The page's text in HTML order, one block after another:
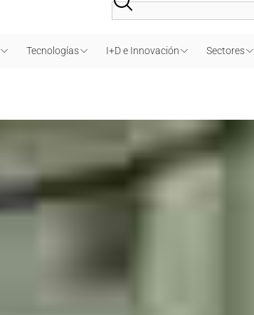
Tecnologías I+D e Innovación Sectores